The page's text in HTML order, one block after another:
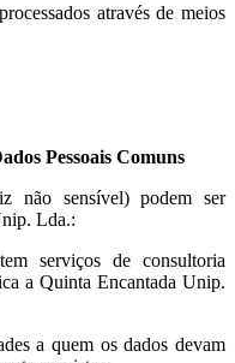
através de meios
Pessoais Comuns
não sensível) podem ser
Lda.:
serviços de consultoria
a Quinta Encantada Unip.
a quem os dados devam